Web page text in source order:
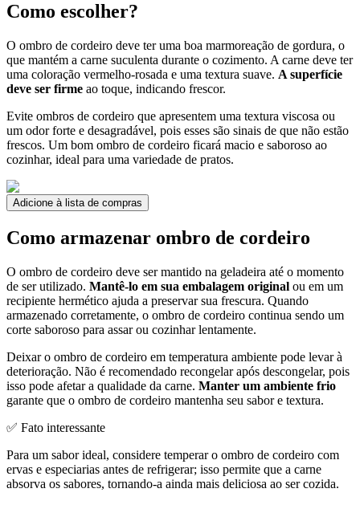
Como escolher?
O ombro de cordeiro deve ter uma boa marmoreação de gordura, o
que mantém a carne suculenta durante o cozimento. A carne deve ter
uma coloração vermelho-rosada e uma textura suave. A superfície
deve ser firme ao toque, indicando frescor.
Evite ombros de cordeiro que apresentem uma textura viscosa ou
um odor forte e desagradável, pois esses são sinais de que não estão
frescos. Um bom ombro de cordeiro ficará macio e saboroso ao
cozinhar, ideal para uma variedade de pratos.
Adicione à lista de compras
Como armazenar ombro de cordeiro
O ombro de cordeiro deve ser mantido na geladeira até o momento
de ser utilizado. Mantê-lo em sua embalagem original ou em um
recipiente hermético ajuda a preservar sua frescura. Quando
armazenado corretamente, o ombro de cordeiro continua sendo um
corte saboroso para assar ou cozinhar lentamente.
Deixar o ombro de cordeiro em temperatura ambiente pode levar à
deterioração. Não é recomendado recongelar após descongelar, pois
isso pode afetar a qualidade da carne. Manter um ambiente frio
garante que o ombro de cordeiro mantenha seu sabor e textura.
✅ Fato interessante
Para um sabor ideal, considere temperar o ombro de cordeiro com
ervas e especiarias antes de refrigerar; isso permite que a carne
absorva os sabores, tornando-a ainda mais deliciosa ao ser cozida.